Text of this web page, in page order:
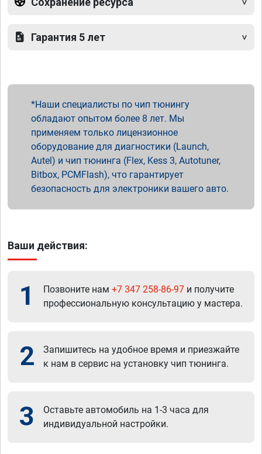
Гарантия 5 лет
Наши специалисты по чип тюнингу
обладают опытом более 8 лет. Мы
применяем только лицензионное
оборудование для диагностики (Launch,
Autel) и чип тюнинга (Flex, Kess 3, Autotuner,
Bitbox, PCMFlash), что гарантирует
безопасность для электроники вашего авто.
Ваши действия:
1 Позвоните нам +7 347 258-86-97 и получите
профессиональную консультацию у мастера.
2
Запишитесь на удобное время и приезжайте
к нам в сервис на установку чип тюнинга.
3
Оставьте автомобиль на 1-3 часа для
индивидуальной настройки.